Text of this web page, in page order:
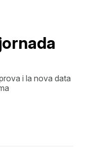
i la nova data